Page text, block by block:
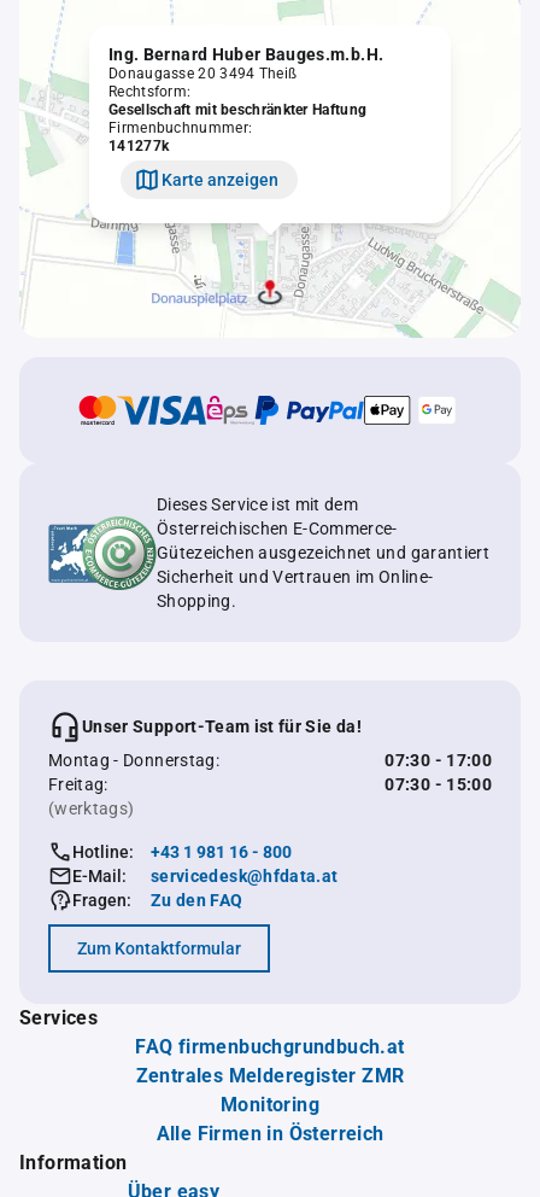
Ing. Bernard Huber Bauges.m.b.H.
Donaugasse 20 3494 Theiß
Rechtsform:
Gesellschaft mit beschränkter Haftung
Firmenbuchnummer:
141277k
Karte anzeigen
Dieses Service ist mit dem
Österreichischen E-Commerce-
Gütezeichen ausgezeichnet und garantiert
Sicherheit und Vertrauen im Online-
Shopping.
Unser Support-Team ist für Sie da!
Montag - Donnerstag:
07:30 - 17:00
Freitag:
07:30 - 15:00
(werktags)
Hotline:
+43 1 981 16 - 800
E-Mail:
servicedesk@hfdata.at
Fragen:
Zu den FAQ
Zum Kontaktformular
Services
FAQ firmenbuchgrundbuch.at
Zentrales Melderegister ZMR
Monitoring
Alle Firmen in Österreich
Information
Über easy